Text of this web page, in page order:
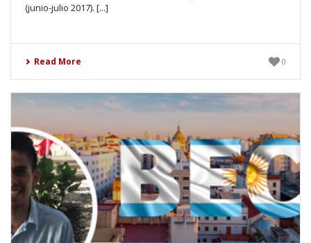
(junio-julio 2017). [...]
Read More 0